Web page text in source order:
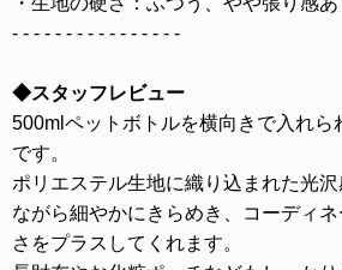
- - - - - - - - - - - - - - - -
◆スタッフレビュー
500mlペットボトルを横向きで入れら
です。
ポリエステル生地に織り込まれた光
ながら細やかにきらめき、コーディ
さをプラスしてくれます。